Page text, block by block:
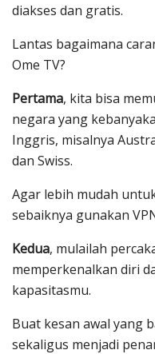
diakses dan gratis.
Lantas bagaimana
Ome TV?
Pertama, kita bisa
negara yang
Inggris, misalnya
dan Swiss.
Agar lebih mudah
sebaiknya gunakan
Kedua, mulailah
memperkenalkan diri
kapasitasmu.
Buat kesan awal yang
sekaligus menjadi